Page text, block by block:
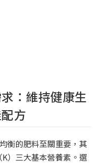
：維持健康生
方
衡的肥料至關重要，其
）三大基本營養素。選